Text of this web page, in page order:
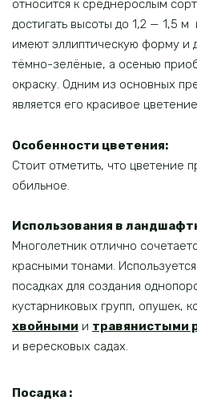
относится к среднерослым
достигать высоты до 1,2 — 1,5
имеют эллиптическую форму и
тёмно-зелёные, а осенью
окраску. Одним из основных
является его красивое
Особенности цветения:
Стоит отметить, что цветение
обильное.
Использования в
Многолетник отлично
красными тонами.
посадках для создания
кустарниковых групп, опушек,
хвойными и травянистыми
и вересковых садах.
Посадка :